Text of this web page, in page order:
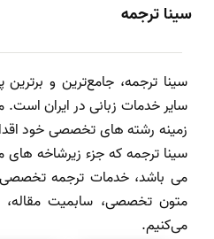
سینا ترجمه
سینا ترجمه، جامع‌ترین و
سایر خدمات زبانی در ایران است.
زمینه رشته های تخصصی خود
سینا ترجمه که جزء زیرشاخه های
می باشد، خدمات ترجمه تخصصی
متون تخصصی، سابمیت مقاله،
می‌کنیم.